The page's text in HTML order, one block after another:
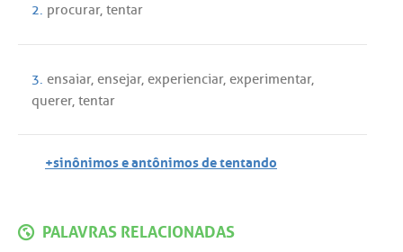
2. procurar, tentar
3. ensaiar, ensejar, experienciar, experimentar,
querer, tentar
+sinônimos e antônimos de tentando
PALAVRAS RELACIONADAS